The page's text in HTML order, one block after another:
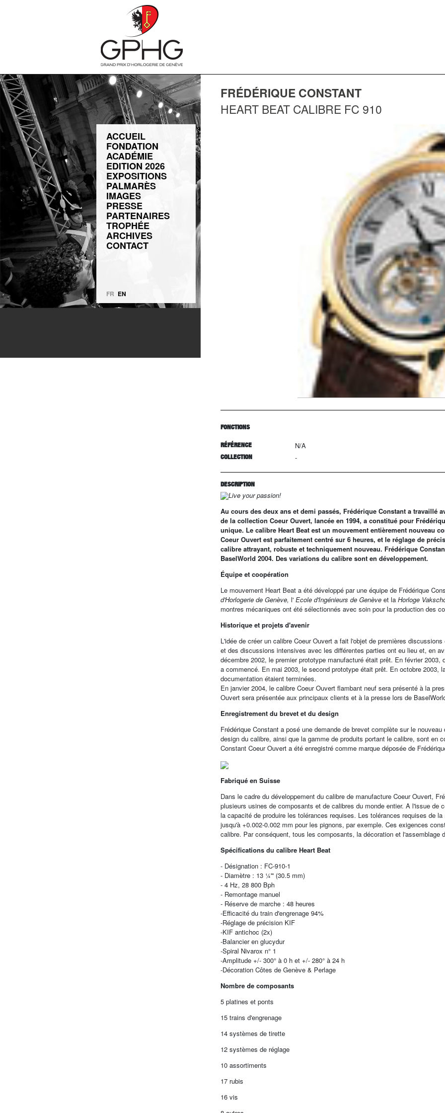
ACCUEIL
FONDATION
ACADÉMIE
EDITION 2026
EXPOSITIONS
PALMARÈS
IMAGES
PRESSE
PARTENAIRES
TROPHÉE
ARCHIVES
CONTACT
FR EN
FRÉDÉRIQUE CONSTANT
HEART BEAT CALIBRE FC 910
FONCTIONS
RÉFÉRENCE N/A
COLLECTION -
DESCRIPTION
Live your passion!
Au cours des deux ans et demi passés, Frédérique Constant a travaillé
de la collection Coeur Ouvert, lancée en 1994, a constitué pour
unique. Le calibre Heart Beat est un mouvement entièrement nouveau
Coeur Ouvert est parfaitement centré sur 6 heures, et le réglage de
calibre attrayant, robuste et techniquement nouveau. Frédérique
BaselWorld 2004. Des variations du calibre sont en développement.
Équipe et coopération
Le mouvement Heart Beat a été développé par une équipe de Frédérique
d'Horlogerie de Genève, l' Ecole d'Ingénieurs de Genève et la Horloge
montres mécaniques ont été sélectionnés avec soin pour la production des
Historique et projets d'avenir
L'idée de créer un calibre Coeur Ouvert a fait l'objet de premières
et des discussions intensives avec les différentes parties ont eu lieu et, en
décembre 2002, le premier prototype manufacturé était prêt. En février
a commencé. En mai 2003, le second prototype était prêt. En octobre 2003,
documentation étaient terminées.
En janvier 2004, le calibre Coeur Ouvert flambant neuf sera présenté à la
Ouvert sera présentée aux principaux clients et à la presse lors de
Enregistrement du brevet et du design
Frédérique Constant a posé une demande de brevet complète sur le
design du calibre, ainsi que la gamme de produits portant le calibre, sont en
Constant Coeur Ouvert a été enregistré comme marque déposée de
Fabriqué en Suisse
Dans le cadre du développement du calibre de manufacture Coeur Ouvert,
plusieurs usines de composants et de calibres du monde entier. A l'issue
la capacité de produire les tolérances requises. Les tolérances requises de
jusqu'à +0.002-0.002 mm pour les pignons, par exemple. Ces exigences
calibre. Par conséquent, tous les composants, la décoration et
Spécifications du calibre Heart Beat
- Désignation : FC-910-1
- Diamètre : 13 ¼''' (30.5 mm)
- 4 Hz, 28 800 Bph
- Remontage manuel
- Réserve de marche : 48 heures
-Efficacité du train d'engrenage 94%
-Réglage de précision KIF
-KIF antichoc (2x)
-Balancier en glucydur
-Spiral Nivarox n° 1
-Amplitude +/- 300° à 0 h et +/- 280° à 24 h
-Décoration Côtes de Genève & Perlage
Nombre de composants
5 platines et ponts
15 trains d'engrenage
14 systèmes de tirette
12 systèmes de réglage
10 assortiments
17 rubis
16 vis